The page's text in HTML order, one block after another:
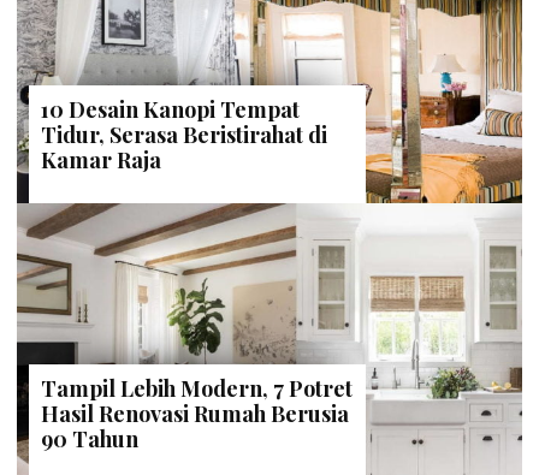
10 Desain Kanopi Tempat
Tidur, Serasa Beristirahat di
Kamar Raja
Tampil Lebih Modern, 7 Potret
Hasil Renovasi Rumah Berusia
90 Tahun